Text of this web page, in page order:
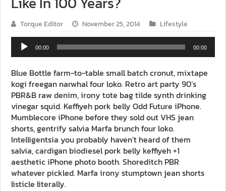
Torque Editor November 25, 2014 Lifestyle
Audio
Player
00:00 00:00
Blue Bottle farm-to-table small batch cronut, mixtape
kogi freegan narwhal four loko. Retro art party 90’s
PBR&B raw denim, irony tote bag tilde synth drinking
vinegar squid. Keffiyeh pork belly Odd Future iPhone.
Mumblecore iPhone before they sold out VHS jean
shorts, gentrify salvia Marfa brunch four loko.
Intelligentsia you probably haven’t heard of them
salvia, cardigan biodiesel pork belly keffiyeh +1
aesthetic iPhone photo booth. Shoreditch PBR
whatever pickled. Marfa irony stumptown jean shorts
listicle literally.